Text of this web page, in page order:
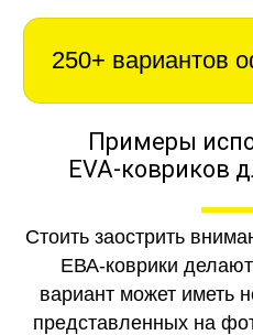
250+ вариантов
Примеры
EVA-ковриков
Стоить заострить
ЕВА-коврики
вариант может иметь
представленных на